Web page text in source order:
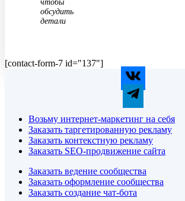
чтобы
обсудить
детали
[contact-form-7 id="137"]
Возьму интернет-маркетинг на себя
Заказать таргетированную рекламу
Заказать контекстную рекламу
Заказать SEO-продвижение сайта
Заказать ведение сообщества
Заказать оформление сообщества
Заказать создание чат-бота